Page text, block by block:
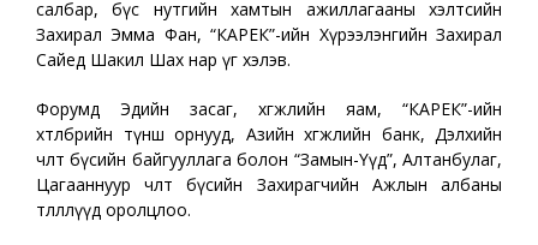
салбар, бүс нутгийн хамтын ажиллагааны хэлтсийн
Захирал Эмма Фан, “КАРЕК”-ийн Хүрээлэнгийн Захирал
Сайед Шакил Шах нар үг хэлэв.
Форумд Эдийн засаг, хөгжлийн яам, “КАРЕК”-ийн
хөтөлбөрийн түнш орнууд, Азийн хөгжлийн банк, Дэлхийн
чөлөөт бүсийн байгууллага болон “Замын-Үүд”, Алтанбулаг,
Цагааннуур чөлөөт бүсийн Захирагчийн Ажлын албаны
төлөөллүүд оролцлоо.